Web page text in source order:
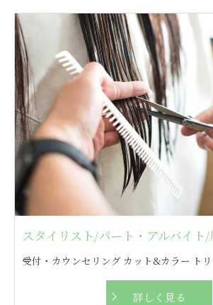
スタイリスト/パート・アルバイト
詳しく見る